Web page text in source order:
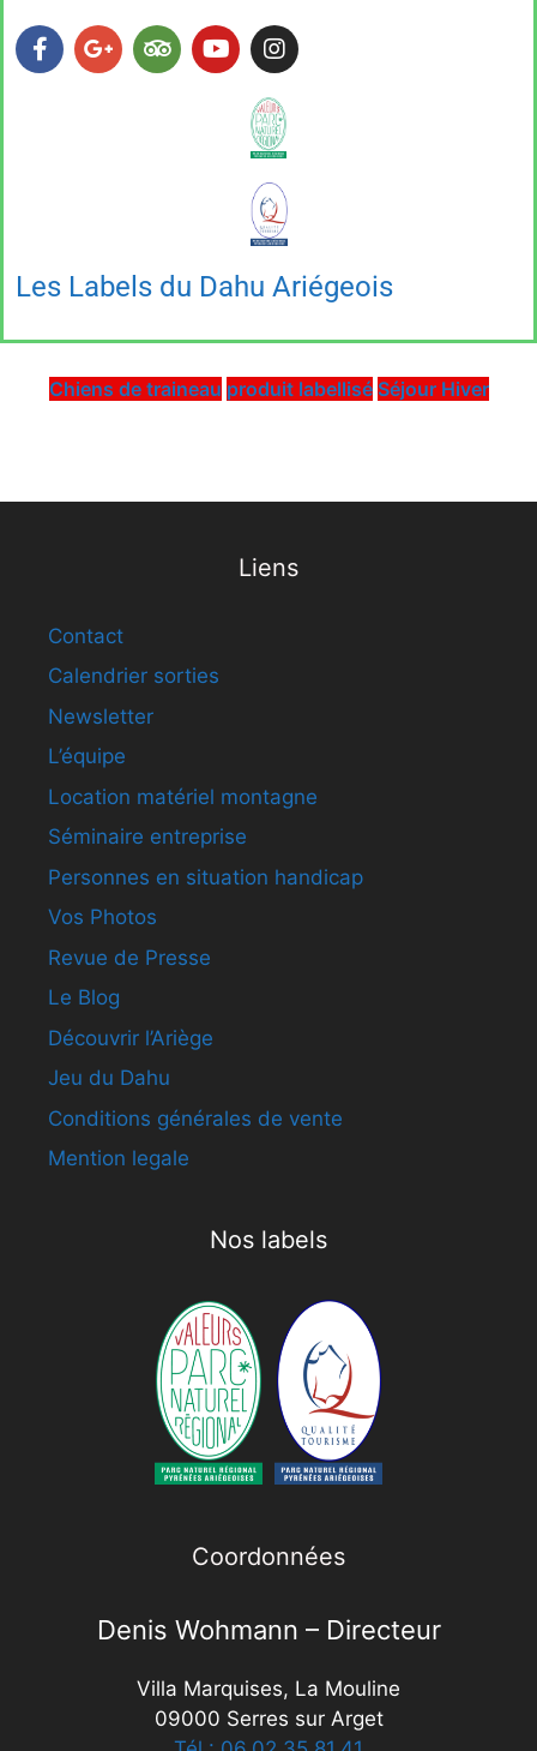
Les Labels du Dahu Ariégeois
Chiens de traineau produit labellisé Séjour Hiver
SÉJOUR CHIENS DE TRAINEAUX LAPONIE
Réservation
Liens
Contact
Calendrier sorties
Newsletter
L’équipe
Location matériel montagne
Séminaire entreprise
Personnes en situation handicap
Vos Photos
Revue de Presse
Le Blog
Découvrir l’Ariège
Jeu du Dahu
Conditions générales de vente
Mention legale
Nos labels
Coordonnées
Denis Wohmann – Directeur
Villa Marquises, La Mouline
09000 Serres sur Arget